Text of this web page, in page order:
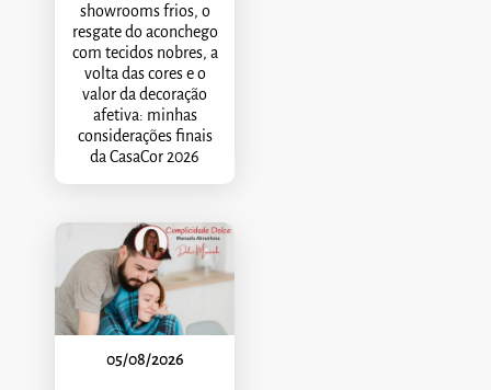
showrooms frios, o
resgate do aconchego
com tecidos nobres, a
volta das cores e o
valor da decoração
afetiva: minhas
considerações finais
da CasaCor 2026
05/08/2026